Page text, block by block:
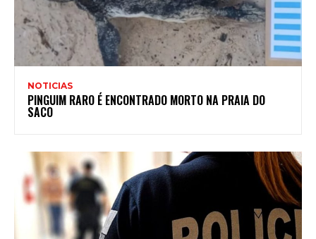
NOTICIAS
PINGUIM RARO É ENCONTRADO MORTO NA PRAIA DO
SACO